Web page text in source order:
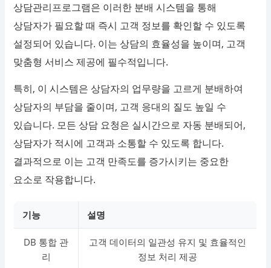
상담관리프로그램은 이러한 분배 시스템을 통해
상담자가 필요할 때 즉시 고객 정보를 확인할 수 있도록
설정되어 있습니다. 이는 상담의 효율성을 높이며, 고객
맞춤형 서비스 제공에 필수적입니다.
특히, 이 시스템은 상담자의 업무량을 고르게 분배하여
상담자의 부담을 줄이며, 고객 응대의 질도 높일 수
있습니다. 모든 상담 요청은 실시간으로 자동 분배되어,
상담자가 적시에 고객과 소통할 수 있도록 합니다.
결과적으로 이는 고객 만족도를 증가시키는 중요한
요소로 작용합니다.
기능 설명
DB 통합 관
리
고객 데이터의 일관성 유지 및 효율적인
정보 처리 제공